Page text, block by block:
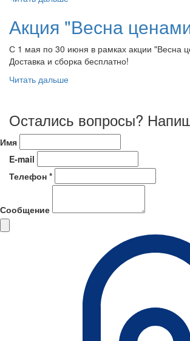
Акция "Весна
С 1 мая по 30 июня в рамках акции "Весна
Доставка и сборка бесплатно!
Читать дальше
Остались вопросы?
Имя
E-mail
Телефон *
Сообщение